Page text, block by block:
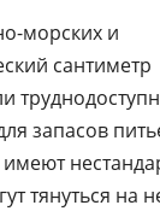
морских и
сантиметр
запасов
тянуться на